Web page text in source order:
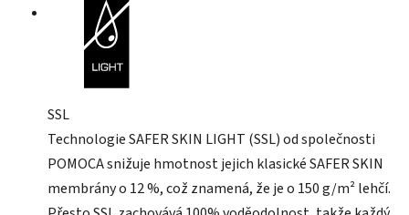
SSL
Technologie SAFER SKIN LIGHT (SSL) od společnosti
POMOCA snižuje hmotnost jejich klasické SAFER SKIN
membrány o 12 %, což znamená, že je o 150 g/m² lehčí.